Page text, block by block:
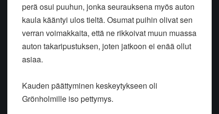
perä osui puuhun, jonka seurauksena myös auton
kaula kääntyi ulos tieltä. Osumat puihin olivat sen
verran voimakkaita, että ne rikkoivat muun muassa
auton takaripustuksen, joten jatkoon ei enää ollut
asiaa.
Kauden päättyminen keskeytykseen oli
Grönholmille iso pettymys.